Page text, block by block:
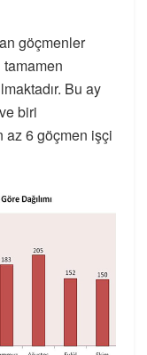
göçmenler
tamamen
Bu ay
biri
az 6 göçmen işçi